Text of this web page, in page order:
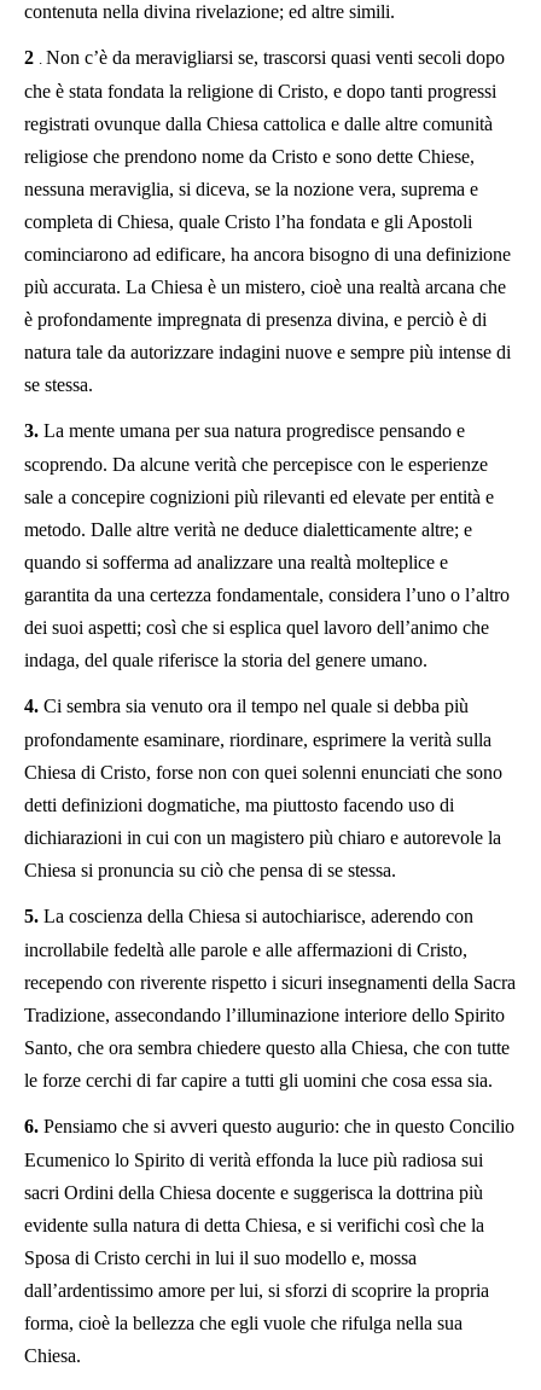
contenuta nella divina rivelazione; ed altre simili.
2 . Non c’è da meravigliarsi se, trascorsi quasi venti secoli dopo
che è stata fondata la religione di Cristo, e dopo tanti progressi
registrati ovunque dalla Chiesa cattolica e dalle altre comunità
religiose che prendono nome da Cristo e sono dette Chiese,
nessuna meraviglia, si diceva, se la nozione vera, suprema e
completa di Chiesa, quale Cristo l’ha fondata e gli Apostoli
cominciarono ad edificare, ha ancora bisogno di una definizione
più accurata. La Chiesa è un mistero, cioè una realtà arcana che
è profondamente impregnata di presenza divina, e perciò è di
natura tale da autorizzare indagini nuove e sempre più intense di
se stessa.
3. La mente umana per sua natura progredisce pensando e
scoprendo. Da alcune verità che percepisce con le esperienze
sale a concepire cognizioni più rilevanti ed elevate per entità e
metodo. Dalle altre verità ne deduce dialetticamente altre; e
quando si sofferma ad analizzare una realtà molteplice e
garantita da una certezza fondamentale, considera l’uno o l’altro
dei suoi aspetti; così che si esplica quel lavoro dell’animo che
indaga, del quale riferisce la storia del genere umano.
4. Ci sembra sia venuto ora il tempo nel quale si debba più
profondamente esaminare, riordinare, esprimere la verità sulla
Chiesa di Cristo, forse non con quei solenni enunciati che sono
detti definizioni dogmatiche, ma piuttosto facendo uso di
dichiarazioni in cui con un magistero più chiaro e autorevole la
Chiesa si pronuncia su ciò che pensa di se stessa.
5. La coscienza della Chiesa si autochiarisce, aderendo con
incrollabile fedeltà alle parole e alle affermazioni di Cristo,
recependo con riverente rispetto i sicuri insegnamenti della Sacra
Tradizione, assecondando l’illuminazione interiore dello Spirito
Santo, che ora sembra chiedere questo alla Chiesa, che con tutte
le forze cerchi di far capire a tutti gli uomini che cosa essa sia.
6. Pensiamo che si avveri questo augurio: che in questo Concilio
Ecumenico lo Spirito di verità effonda la luce più radiosa sui
sacri Ordini della Chiesa docente e suggerisca la dottrina più
evidente sulla natura di detta Chiesa, e si verifichi così che la
Sposa di Cristo cerchi in lui il suo modello e, mossa
dall’ardentissimo amore per lui, si sforzi di scoprire la propria
forma, cioè la bellezza che egli vuole che rifulga nella sua
Chiesa.